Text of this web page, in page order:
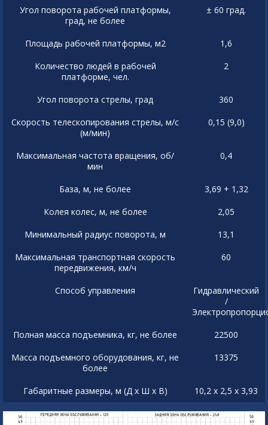
Угол поворота рабочей платформы,
град, не более
± 60 град.
Площадь рабочей платформы, м2
1,6
Количество людей в рабочей
платформе, чел.
2
Угол поворота стрелы, град
360
Скорость телескопирования стрелы, м/с
(м/мин)
0,15 (9,0)
Максимальная частота вращения, об/
мин
0,4
База, м, не более
3,69 + 1,32
Колея колес, м, не более
2,05
Минимальный радиус поворота, м
13,1
Максимальная транспортная скорость
передвижения, км/ч
60
Способ управления
Гидравлический
/
Полная масса подъемника, кг, не более
22500
Масса подъемного оборудования, кг, не
более
13375
Габаритные размеры, м (Д х Ш х В) 10,2 х 2,5 х 3,93